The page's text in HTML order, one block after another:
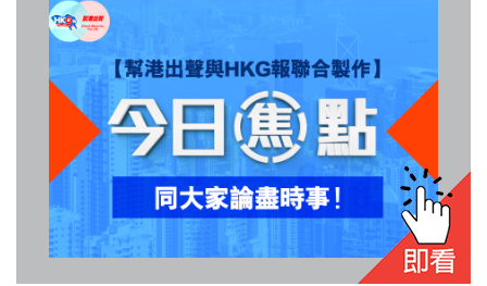
我們的立場
登記支持